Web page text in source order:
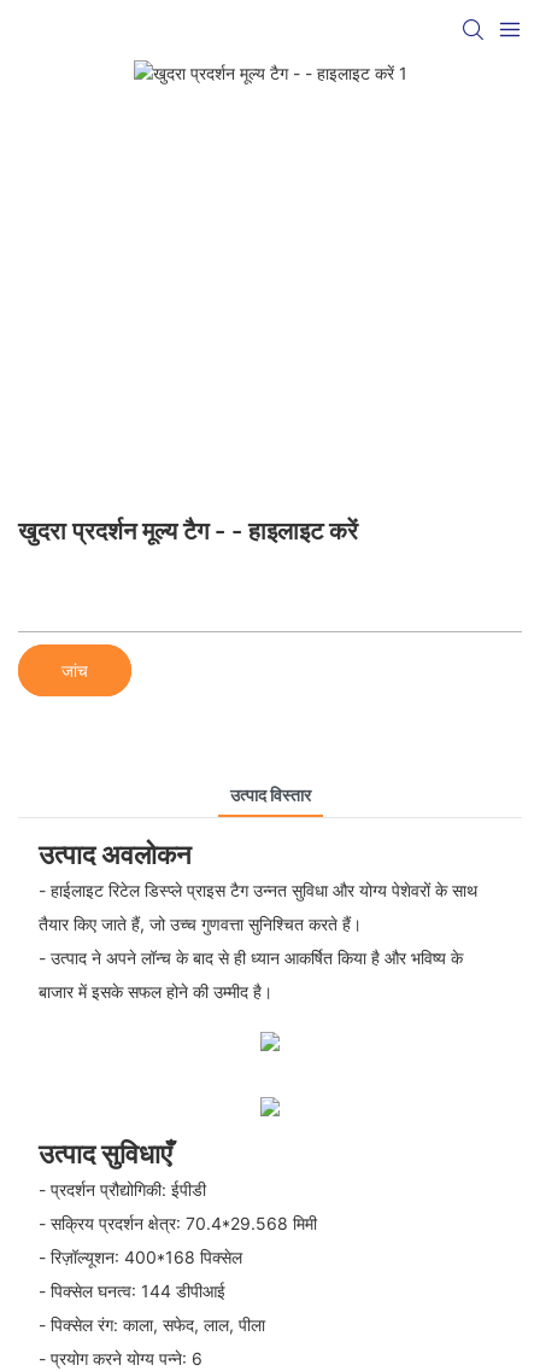
खुदरा प्रदर्शन मूल्य टैग - - हाइलाइट करें
जांच
उत्पाद विस्तार
उत्पाद अवलोकन
- हाईलाइट रिटेल डिस्प्ले प्राइस टैग उन्नत सुविधा और योग्य पेशेवरों के साथ
तैयार किए जाते हैं, जो उच्च गुणवत्ता सुनिश्चित करते हैं।
- उत्पाद ने अपने लॉन्च के बाद से ही ध्यान आकर्षित किया है और भविष्य के
बाजार में इसके सफल होने की उम्मीद है।
उत्पाद सुविधाएँ
- प्रदर्शन प्रौद्योगिकी: ईपीडी
- सक्रिय प्रदर्शन क्षेत्र: 70.4*29.568 मिमी
- रिज़ॉल्यूशन: 400*168 पिक्सेल
- पिक्सेल घनत्व: 144 डीपीआई
- पिक्सेल रंग: काला, सफेद, लाल, पीला
- प्रयोग करने योग्य पन्ने: 6